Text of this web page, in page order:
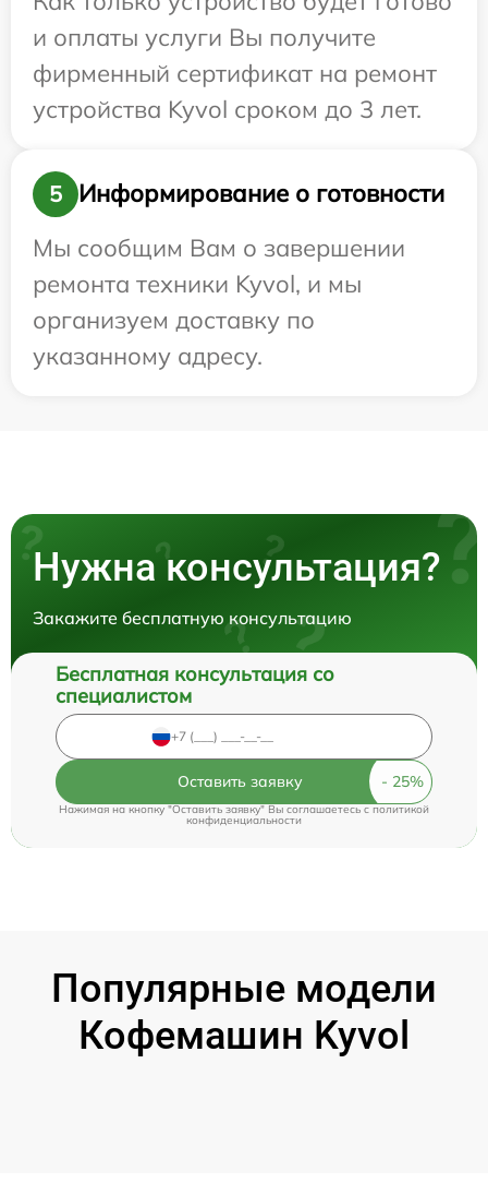
и оплаты услуги Вы получите
фирменный сертификат на ремонт
устройства Kyvol сроком до 3 лет.
5
Информирование о готовности
Мы сообщим Вам о завершении
ремонта техники Kyvol, и мы
организуем доставку по
указанному адресу.
Нужна консультация?
Закажите бесплатную консультацию
Бесплатная консультация со
специалистом
Оставить заявку
Нажимая на кнопку "Оставить заявку" Вы соглашаетесь cполитикой
конфиденциальности
Популярные модели
Кофемашин Kyvol